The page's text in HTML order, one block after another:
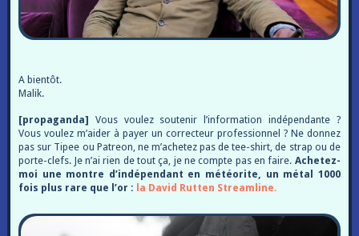
A bientôt.
Malik.
[propaganda] Vous voulez soutenir l’information indépendante ?
Vous voulez m’aider à payer un correcteur professionnel ? Ne donnez
pas sur Tipee ou Patreon, ne m’achetez pas de tee-shirt, de strap ou de
porte-clefs. Je n’ai rien de tout ça, je ne compte pas en faire. Achetez-
moi une montre d’indépendant en météorite, un métal 1000
fois plus rare que l’or : la David Rutten Streamline.